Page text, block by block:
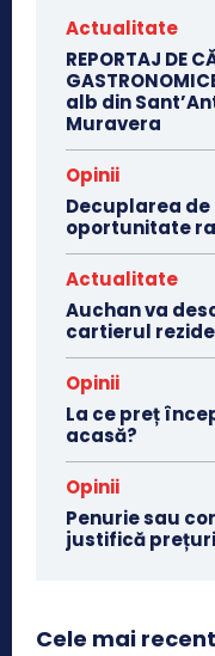
Actualitate
REPORTAJ DE
alb din
Muravera
Opinii
Decuplarea
oportunitate
Actualitate
Auchan va
cartierul
Opinii
La ce preț
acasă?
Opinii
Penurie sau
justifică
Cele mai